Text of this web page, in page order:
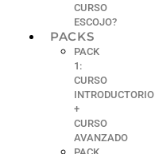
CURSO
ESCOJO?
PACKS
PACK
1:
CURSO
INTRODUCTORIO
+
CURSO
AVANZADO